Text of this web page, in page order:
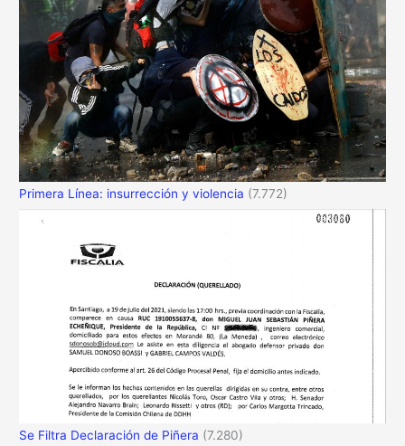
Primera Línea: insurrección y violencia (7.772)
Se Filtra Declaración de Piñera (7.280)